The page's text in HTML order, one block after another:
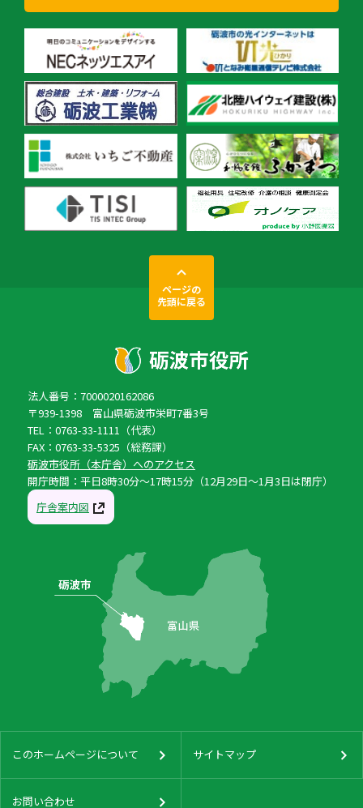
ページの
先頭に戻る
法人番号：7000020162086
〒939-1398 富山県砺波市栄町7番3号
TEL：0763-33-1111（代表）
FAX：0763-33-5325（総務課）
砺波市役所（本庁舎）へのアクセス
開庁時間：平日8時30分〜17時15分（12月29日〜1月3日は閉庁）
庁舎案内図
このホームページについて サイトマップ
お問い合わせ